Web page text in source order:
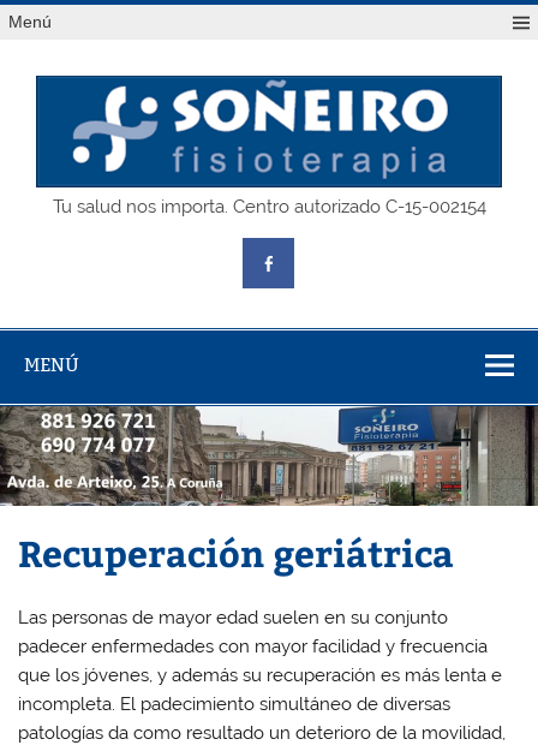
Saltar
alMenú
SOÑEIRO
Tu salud nos importa. Centro autorizado C-15-002154
MENÚ
Recuperación geriátrica
Las personas de mayor edad suelen en su conjunto
padecer enfermedades con mayor facilidad y frecuencia
que los jóvenes, y además su recuperación es más lenta e
incompleta. El padecimiento simultáneo de diversas
patologías da como resultado un deterioro de la movilidad,